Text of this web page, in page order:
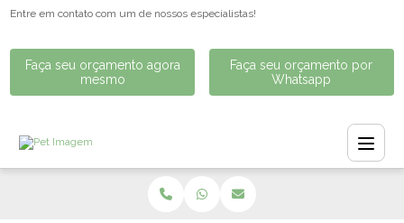
Entre em contato com um de nossos especialistas!
Faça seu orçamento agora
mesmo
Faça seu orçamento por
Whatsapp